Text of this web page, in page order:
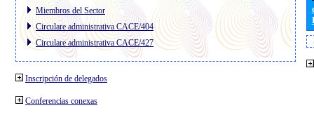
Miembros del Sector
Circulare administrativa CACE/404
Circulare administrativa CACE/427
Inscripción de delegados
Conferencias conexas